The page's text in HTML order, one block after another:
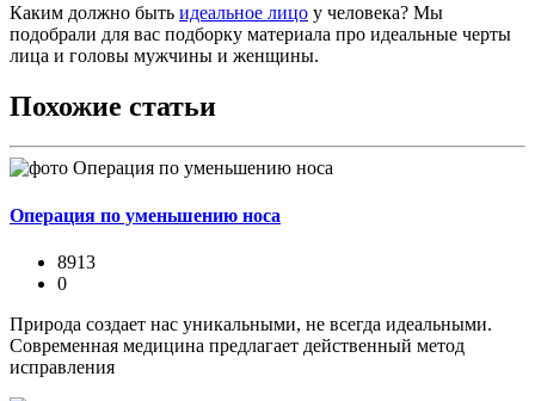
Каким должно быть идеальное лицо у человека? Мы
подобрали для вас подборку материала про идеальные черты
лица и головы мужчины и женщины.
Похожие статьи
Операция по уменьшению носа
8913
0
Природа создает нас уникальными, не всегда идеальными.
Современная медицина предлагает действенный метод
исправления